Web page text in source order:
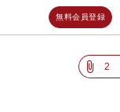
無料会員登録
2